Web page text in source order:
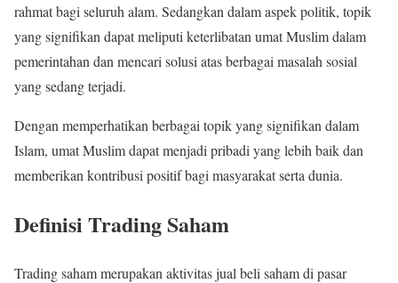
rahmat bagi seluruh alam. Sedangkan dalam aspek politik, topik
yang signifikan dapat meliputi keterlibatan umat Muslim dalam
pemerintahan dan mencari solusi atas berbagai masalah sosial
yang sedang terjadi.
Dengan memperhatikan berbagai topik yang signifikan dalam
Islam, umat Muslim dapat menjadi pribadi yang lebih baik dan
memberikan kontribusi positif bagi masyarakat serta dunia.
Definisi Trading Saham
Trading saham merupakan aktivitas jual beli saham di pasar